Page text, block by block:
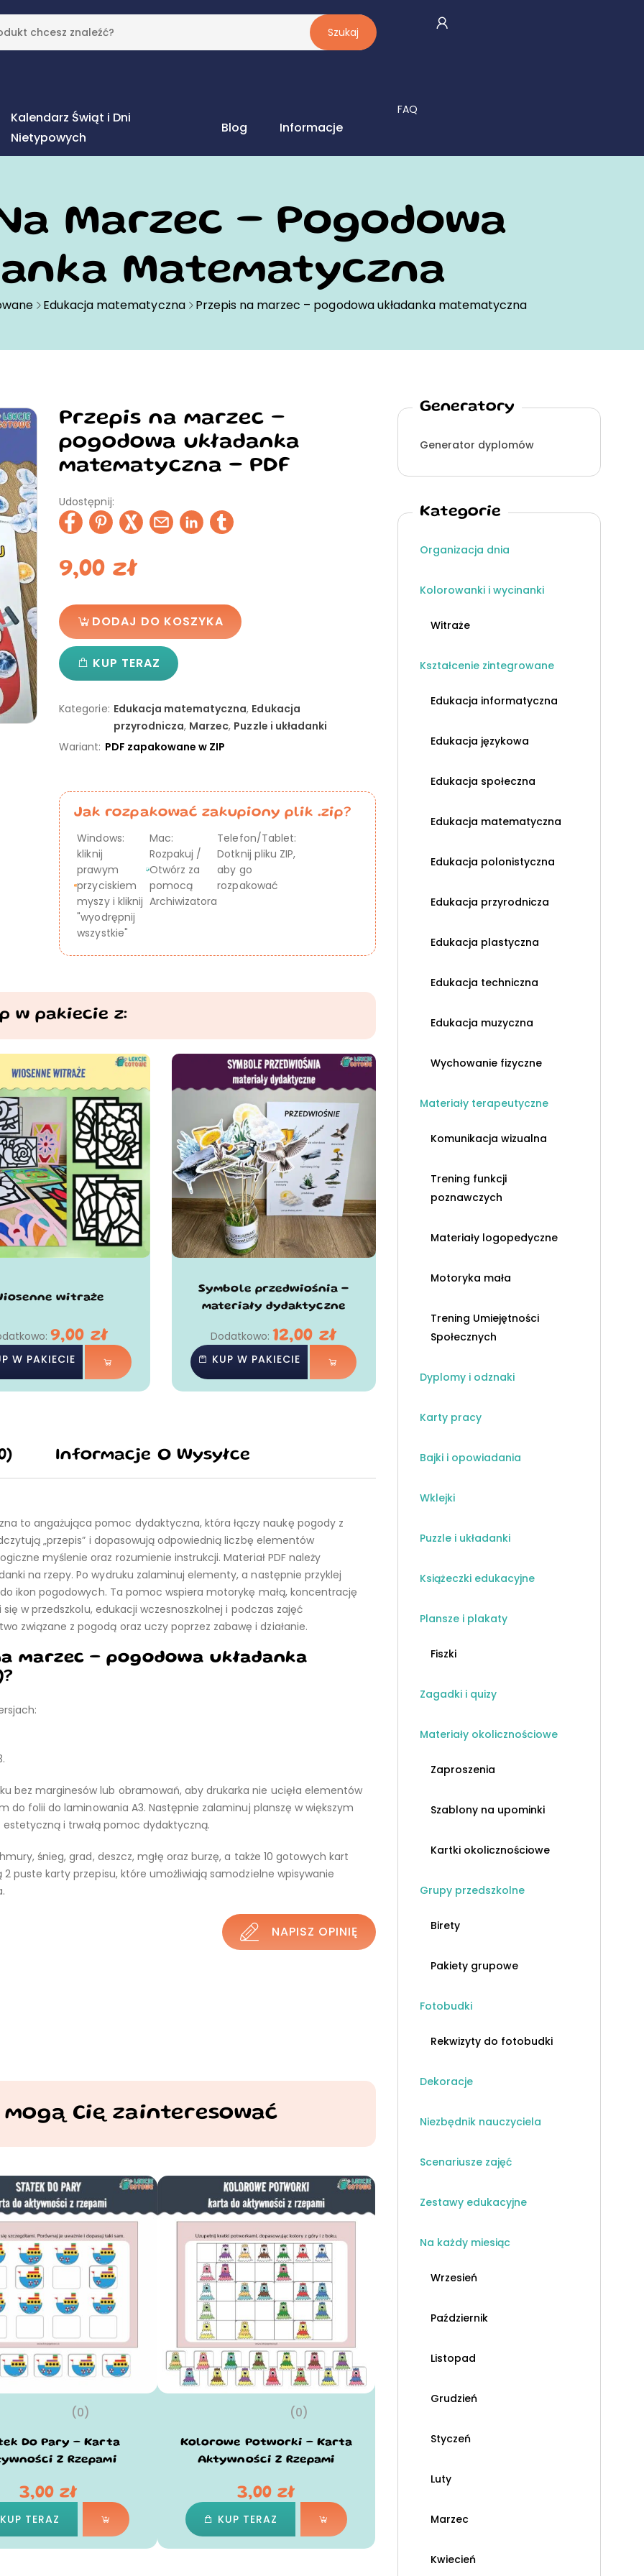
Szukaj
Kalendarz Świąt i Dni
Nietypowych
Blog Informacje
FAQ
Marzec – Pogodowa
Matematyczna
Edukacja matematyczna Przepis na marzec – pogodowa układanka matematyczna
Przepis na marzec –
pogodowa układanka
matematyczna - PDF
Udostępnij:
9,00zł
DODAJ DO KOSZYKA
KUP TERAZ
Kategorie: Edukacja matematyczna, Edukacja
przyrodnicza, Marzec, Puzzle i układanki
Wariant: PDF zapakowane w ZIP
Jak rozpakować zakupiony plik .zip?
Windows:
kliknij
prawym
przyciskiem
myszy i kliknij
"wyodrępnij
wszystkie"
Mac:
Rozpakuj /
Otwórz za
pomocą
Archiwizatora
Telefon/Tablet:
Dotknij pliku ZIP,
aby go
rozpakować
w pakiecie z:
witraże
9,00 zł
W PAKIECIE
Symbole przedwiośnia -
materiały dydaktyczne
Dodatkowo:12,00 zł
KUP W PAKIECIE
Informacje O Wysyłce
to angażująca pomoc dydaktyczna, która łączy naukę pogody z
„przepis” i dopasowują odpowiednią liczbę elementów
myślenie oraz rozumienie instrukcji. Materiał PDF należy
na rzepy. Po wydruku zalaminuj elementy, a następnie przyklej
ikon pogodowych. Ta pomoc wspiera motorykę małą, koncentrację
w przedszkolu, edukacji wczesnoszkolnej i podczas zajęć
związane z pogodą oraz uczy poprzez zabawę i działanie.
marzec – pogodowa układanka
bez marginesów lub obramowań, aby drukarka nie ucięła elementów
do folii do laminowania A3. Następnie zalaminuj planszę w większym
i trwałą pomoc dydaktyczną.
śnieg, grad, deszcz, mgłę oraz burzę, a także 10 gotowych kart
puste karty przepisu, które umożliwiają samodzielne wpisywanie
NAPISZ OPINIĘ
Cię zainteresować
(0)
Do Pary – Karta
Z Rzepami
3,00 zł
TERAZ
(0)
Kolorowe Potworki – Karta
Aktywności Z Rzepami
3,00zł
KUP TERAZ
Generatory
Generator dyplomów
Kategorie
Organizacja dnia
Kolorowanki i wycinanki
Witraże
Kształcenie zintegrowane
Edukacja informatyczna
Edukacja językowa
Edukacja społeczna
Edukacja matematyczna
Edukacja polonistyczna
Edukacja przyrodnicza
Edukacja plastyczna
Edukacja techniczna
Edukacja muzyczna
Wychowanie fizyczne
Materiały terapeutyczne
Komunikacja wizualna
Trening funkcji
poznawczych
Materiały logopedyczne
Motoryka mała
Trening Umiejętności
Społecznych
Dyplomy i odznaki
Karty pracy
Bajki i opowiadania
Wklejki
Puzzle i układanki
Książeczki edukacyjne
Plansze i plakaty
Fiszki
Zagadki i quizy
Materiały okolicznościowe
Zaproszenia
Szablony na upominki
Kartki okolicznościowe
Grupy przedszkolne
Birety
Pakiety grupowe
Fotobudki
Rekwizyty do fotobudki
Dekoracje
Niezbędnik nauczyciela
Scenariusze zajęć
Zestawy edukacyjne
Na każdy miesiąc
Wrzesień
Październik
Listopad
Grudzień
Styczeń
Luty
Marzec
Kwiecień